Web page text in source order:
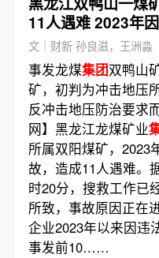
11人遇难 2023年
规被罚10余次
文｜财新 孙良滋，王洲淼
事发龙煤集团双鸭山
矿，初判为冲击地压
反冲击地压防治要
网】黑龙江龙煤矿业
所属双阳煤矿，2023
故，造成11人遇难。
时20分，搜救工作已
所致，事故原因正在
企业2023年以来因违
事发前10……